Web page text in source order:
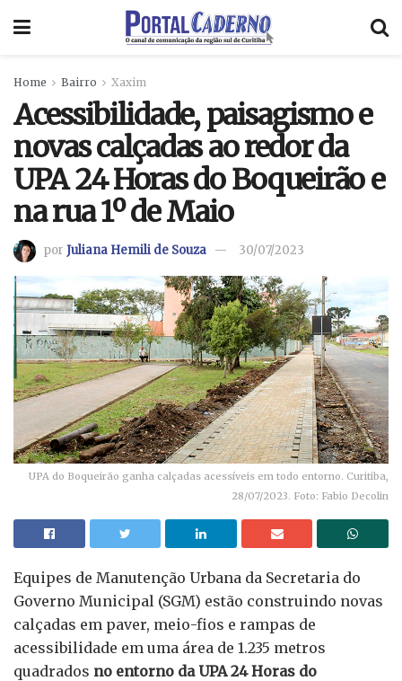
Home Bairro Xaxim
Acessibilidade, paisagismo e
novas calçadas ao redor da
UPA 24 Horas do Boqueirão e
na rua 1º de Maio
por Juliana Hemili de Souza 30/07/2023
UPA do Boqueirão ganha calçadas acessíveis em todo entorno. Curitiba,
28/07/2023. Foto: Fabio Decolin
Equipes de Manutenção Urbana da Secretaria do
Governo Municipal (SGM) estão construindo novas
calçadas em paver, meio-fios e rampas de
acessibilidade em uma área de 1.235 metros
quadrados no entorno da UPA 24 Horas do